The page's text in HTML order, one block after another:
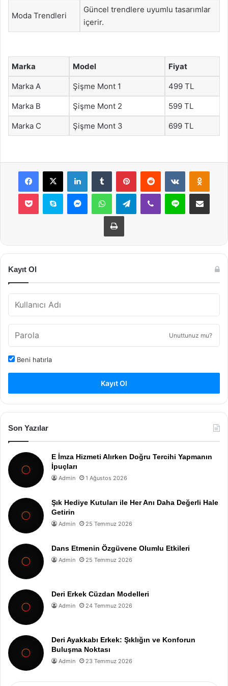
Moda Trendleri
Güncel trendlere uyumlu tasarımlar
içerir.
Marka Model Fiyat
Marka A Şişme Mont 1 499 TL
Marka B Şişme Mont 2 599 TL
Marka C Şişme Mont 3 699 TL
Facebook
X LinkedInTumblr PinterestReddit VKontakte
Pocket Skype MessengerWhatsAppTelegramViber Line E-Posta ile
Yazdır
Kayıt Ol
Unuttunuz mu?
Beni hatırla
Kayıt Ol
Son Yazılar
E İmza Hizmeti Alırken Doğru Tercihi Yapmanın
İpuçları
Admin 1 Ağustos 2026
Şık Hediye Kutuları ile Her Anı Daha Değerli Hale
Getirin
Admin 25 Temmuz 2026
Dans Etmenin Özgüvene Olumlu Etkileri
Admin 25 Temmuz 2026
Deri Erkek Cüzdan Modelleri
Admin 24 Temmuz 2026
Deri Ayakkabı Erkek: Şıklığın ve Konforun
Buluşma Noktası
Admin 23 Temmuz 2026